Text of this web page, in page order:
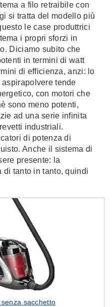
a filo retraibile con
si tratta del modello più
le case produttrici
i propri sforzi in
Diciamo subito che
in termini di watt
di efficienza, anzi: lo
tende
con motori che
sono meno potenti,
ad una serie infinita
industriali.
di potenza di
Anche il sistema di
presente: la
di tanto in tanto, quindi
sacchetto